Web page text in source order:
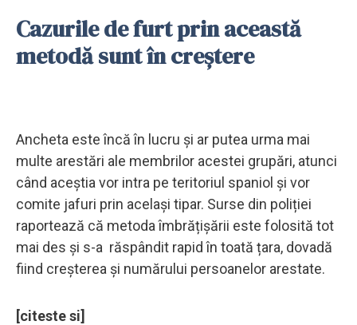
Cazurile de furt prin această
metodă sunt în creștere
Ancheta este încă în lucru și ar putea urma mai
multe arestări ale membrilor acestei grupări, atunci
când aceștia vor intra pe teritoriul spaniol și vor
comite jafuri prin același tipar. Surse din poliției
raportează că metoda îmbrățișării este folosită tot
mai des și s-a răspândit rapid în toată țara, dovadă
fiind creșterea și numărului persoanelor arestate.
[citeste si]